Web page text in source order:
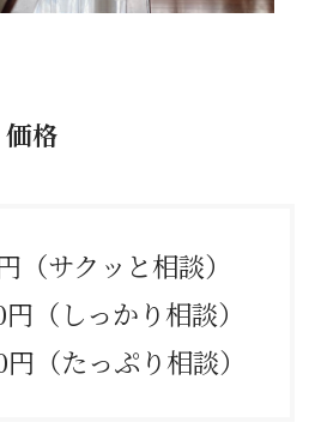
格
サクッと相談）
（しっかり相談）
（たっぷり相談）